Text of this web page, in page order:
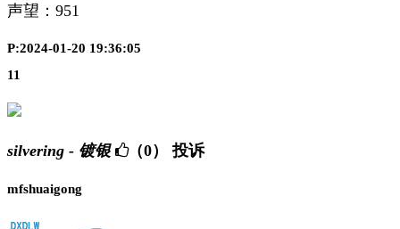
声望： 951
P:2024-01-20 19:36:05
11
silvering - 镀银 （0） 投诉
mfshuaigong